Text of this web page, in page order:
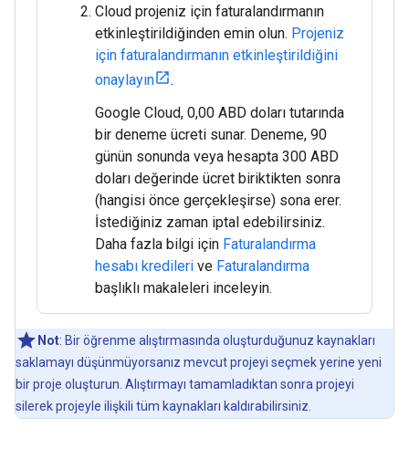
Cloud projeniz için faturalandırmanın
etkinleştirildiğinden emin olun. Projeniz
için faturalandırmanın etkinleştirildiğini
onaylayın
.
Google Cloud, 0,00 ABD doları tutarında
bir deneme ücreti sunar. Deneme, 90
günün sonunda veya hesapta 300 ABD
doları değerinde ücret biriktikten sonra
(hangisi önce gerçekleşirse) sona erer.
İstediğiniz zaman iptal edebilirsiniz.
Daha fazla bilgi için Faturalandırma
hesabı kredileri ve Faturalandırma
başlıklı makaleleri inceleyin.
Not: Bir öğrenme alıştırmasında oluşturduğunuz kaynakları
saklamayı düşünmüyorsanız mevcut projeyi seçmek yerine yeni
bir proje oluşturun. Alıştırmayı tamamladıktan sonra projeyi
silerek projeyle ilişkili tüm kaynakları kaldırabilirsiniz.